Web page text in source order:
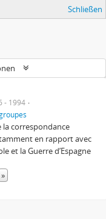
Schließen
- 1994
la correspondance
en rapport avec
et la Guerre d’Espagne
»